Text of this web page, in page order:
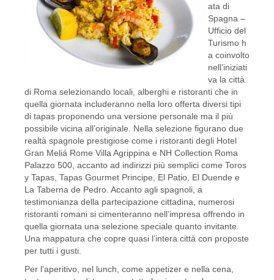
ata di
Spagna –
Ufficio del
Turismo h
a coinvolto
nell’iniziati
va la città
di Roma selezionando locali, alberghi e ristoranti che in
quella giornata includeranno nella loro offerta diversi tipi
di tapas proponendo una versione personale ma il più
possibile vicina all’originale. Nella selezione figurano due
realtà spagnole prestigiose come i ristoranti degli Hotel
Gran Meliá Rome Villa Agrippina e NH Collection Roma
Palazzo 500, accanto ad indirizzi più semplici come Toros
y Tapas, Tapas Gourmet Principe, El Patio, El Duende e
La Taberna de Pedro. Accanto agli spagnoli, a
testimonianza della partecipazione cittadina, numerosi
ristoranti romani si cimenteranno nell’impresa offrendo in
quella giornata una selezione speciale quanto invitante.
Una mappatura che copre quasi l’intera città con proposte
per tutti i gusti.
Per l’aperitivo, nel lunch, come appetizer e nella cena,